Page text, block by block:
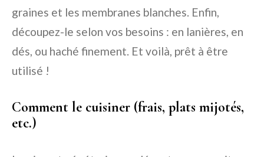
graines et les membranes blanches. Enfin,
découpez-le selon vos besoins : en lanières, en
dés, ou haché finement. Et voilà, prêt à être
utilisé !
Comment le cuisiner (frais, plats mijotés,
etc.)